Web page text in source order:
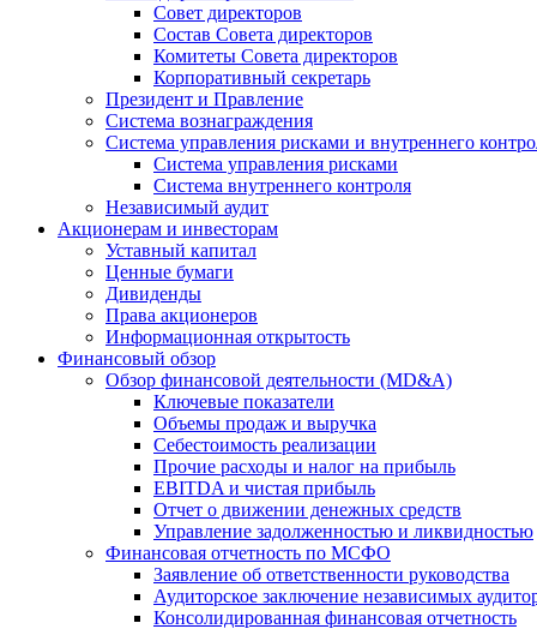
Совет директоров
Состав Совета директоров
Комитеты Совета директоров
Корпоративный секретарь
Президент и Правление
Система вознаграждения
Система управления рисками и внутреннего
Система управления рисками
Система внутреннего контроля
Независимый аудит
Акционерам и инвесторам
Уставный капитал
Ценные бумаги
Дивиденды
Права акционеров
Информационная открытость
Финансовый обзор
Обзор финансовой деятельности (MD&A)
Ключевые показатели
Объемы продаж и выручка
Себестоимость реализации
Прочие расходы и налог на прибыль
EBITDA и чистая прибыль
Отчет о движении денежных средств
Управление задолженностью и ликвидностью
Финансовая отчетность по МСФО
Заявление об ответственности руководства
Аудиторское заключение независимых
Консолидированная финансовая отчетность